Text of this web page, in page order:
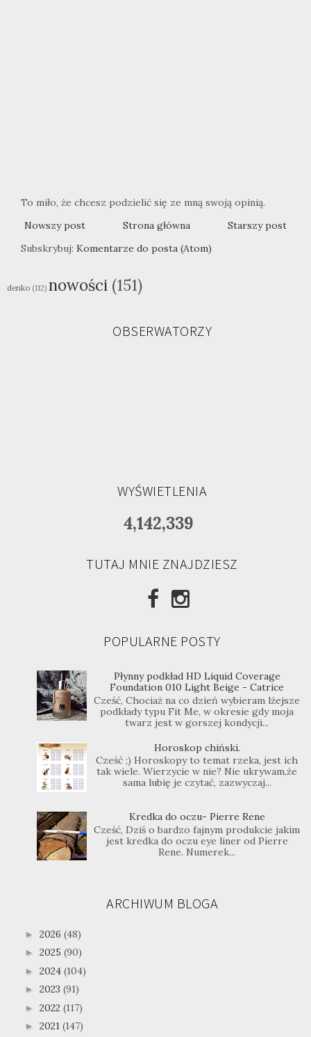
To miło, że chcesz podzielić się ze mną swoją opinią.
Nowszy post
Starszy post
Strona główna
Subskrybuj: Komentarze do posta (Atom)
denko (112) nowości (151)
OBSERWATORZY
WYŚWIETLENIA
4,142,339
TUTAJ MNIE ZNAJDZIESZ
POPULARNE POSTY
Płynny podkład HD Liquid Coverage
Foundation 010 Light Beige - Catrice
Cześć, Chociaż na co dzień wybieram lżejsze
podkłady typu Fit Me, w okresie gdy moja
twarz jest w gorszej kondycji...
Horoskop chiński.
Cześć ;) Horoskopy to temat rzeka, jest ich
tak wiele. Wierzycie w nie? Nie ukrywam,że
sama lubię je czytać, zazwyczaj...
Kredka do oczu- Pierre Rene
Cześć, Dziś o bardzo fajnym produkcie jakim
jest kredka do oczu eye liner od Pierre
Rene. Numerek...
ARCHIWUM BLOGA
► 2026 (48)
► 2025 (90)
► 2024 (104)
► 2023 (91)
► 2022 (117)
► 2021 (147)